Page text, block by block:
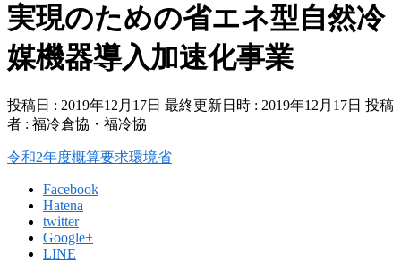
実現のための省エネ型自然冷
媒機器導入加速化事業
投稿日 : 2019年12月17日 最終更新日時 : 2019年12月17日 投稿
者 : 福冷倉協・福冷協
令和2年度概算要求環境省
Facebook
Hatena
twitter
Google+
LINE